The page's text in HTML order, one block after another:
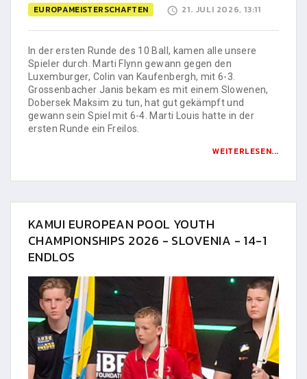
EUROPAMEISTERSCHAFTEN 21. JULI 2026, 13:11
In der ersten Runde des 10 Ball, kamen alle unsere
Spieler durch. Marti Flynn gewann gegen den
Luxemburger, Colin van Kaufenbergh, mit 6-3.
Grossenbacher Janis bekam es mit einem Slowenen,
Dobersek Maksim zu tun, hat gut gekämpft und
gewann sein Spiel mit 6-4. Marti Louis hatte in der
ersten Runde ein Freilos.
WEITERLESEN...
KAMUI EUROPEAN POOL YOUTH
CHAMPIONSHIPS 2026 - SLOVENIA - 14-1
ENDLOS